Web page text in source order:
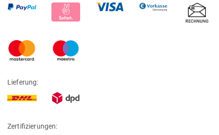
Lieferung:
Zertifizierungen: